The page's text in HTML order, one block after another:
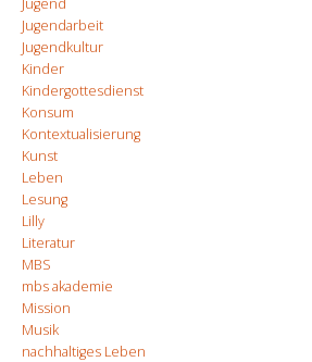
Jugend
Jugendarbeit
Jugendkultur
Kinder
Kindergottesdienst
Konsum
Kontextualisierung
Kunst
Leben
Lesung
Lilly
Literatur
MBS
mbs akademie
Mission
Musik
nachhaltiges Leben